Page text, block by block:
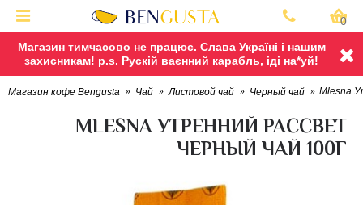
Магазин тимчасово не працює. Слава Україні і нашим
захисникам! p.s. Рускій ваєнний карабль, іді на*уй!
0
Магазин кофе Bengusta Чай Листовой чай Черный чай Mlesna
MLESNA УТРЕННИЙ РАССВЕТ
ЧЕРНЫЙ ЧАЙ 100Г